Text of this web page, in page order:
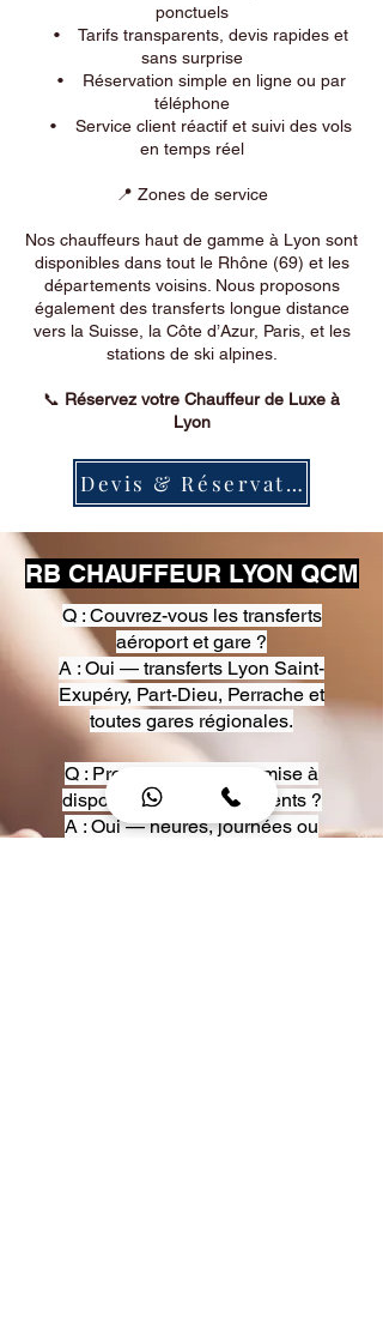
ponctuels
• Tarifs transparents, devis rapides et
sans surprise
• Réservation simple en ligne ou par
téléphone
• Service client réactif et suivi des vols
en temps réel
📍 Zones de service
Nos chauffeurs haut de gamme à Lyon sont
disponibles dans tout le Rhône (69) et les
départements voisins. Nous proposons
également des transferts longue distance
vers la Suisse, la Côte d’Azur, Paris, et les
stations de ski alpines.
📞 Réservez votre Chauffeur de Luxe à
Lyon
Devis & Réservation
RB CHAUFFEUR LYON QCM
Q : Couvrez-vous les transferts
aéroport et gare ?
A : Oui — transferts Lyon Saint-
Exupéry, Part-Dieu, Perrache et
toutes gares régionales.
Q : Proposez-vous une mise à
disposition pour événements ?
A : Oui — heures, journées ou